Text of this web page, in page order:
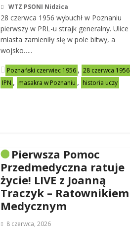
WTZ PSONI Nidzica
28 czerwca 1956 wybuchł w Poznaniu
pierwszy w PRL-u strajk generalny. Ulice
miasta zamieniły się w pole bitwy, a
wojsko…..
Poznański czerwiec 1956 , 28 czerwca 1956
IPN , masakra w Poznaniu , historia uczy
Pierwsza Pomoc
Przedmedyczna ratuje
życie! LIVE z Joanną
Traczyk – Ratownikiem
Medycznym
8 czerwca, 2026